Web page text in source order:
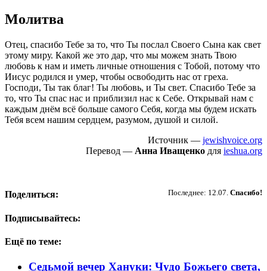
Молитва
Отец, спасибо Тебе за то, что Ты послал Своего Сына как свет
этому миру. Какой же это дар, что мы можем знать Твою
любовь к нам и иметь личные отношения с Тобой, потому что
Иисус родился и умер, чтобы освободить нас от греха.
Господи, Ты так благ! Ты любовь, и Ты свет. Спасибо Тебе за
то, что Ты спас нас и приблизил нас к Себе. Открывай нам с
каждым днём всё больше самого Себя, когда мы будем искать
Тебя всем нашим сердцем, разумом, душой и силой.
Источник — jewishvoice.org
Перевод — Анна Иващенко для ieshua.org
Последнее: 12.07. Спасибо!
Поделиться:
Подписывайтесь:
Ещё по теме:
Седьмой вечер Хануки: Чудо Божьего света,